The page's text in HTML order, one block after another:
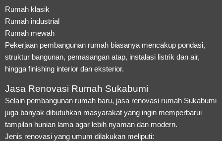
Rumah klasik
Rumah industrial
Rumah mewah
Pekerjaan pembangunan rumah biasanya mencakup pondasi,
struktur bangunan, pemasangan atap, instalasi listrik dan air,
hingga finishing interior dan eksterior.
Jasa Renovasi Rumah Sukabumi
Selain pembangunan rumah baru, jasa renovasi rumah Sukabumi
juga banyak dibutuhkan masyarakat yang ingin memperbarui
tampilan hunian lama agar lebih nyaman dan modern.
Jenis renovasi yang umum dilakukan meliputi: